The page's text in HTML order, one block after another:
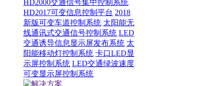
HD2000交通信号集中控制系统
HD2017可变信息控制平台 2018
新版可变车道控制系统 太阳能无
线通讯式交通信号控制系统 LED
交通诱导信息显示屏发布系统 太
阳能移动灯控制系统 卡口LED显
示屏控制系统 LED交通绿波速度
可变显示屏控制系统